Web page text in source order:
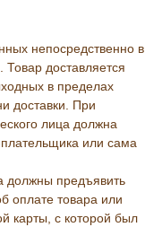
непосредственно в
доставляется
в пределах
доставки. При
лица должна
или сама
должны предъявить
оплате товара или
карты, с которой был